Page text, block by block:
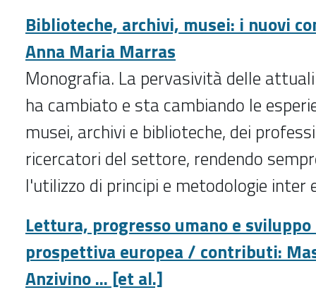
Biblioteche, archivi, musei: i nuovi
Anna Maria Marras
Monografia. La pervasività delle
ha cambiato e sta cambiando le
musei, archivi e biblioteche, dei
ricercatori del settore, rendendo
l'utilizzo di principi e metodologie inter
Lettura, progresso umano e sviluppo
prospettiva europea / contributi:
Anzivino ... [et al.]